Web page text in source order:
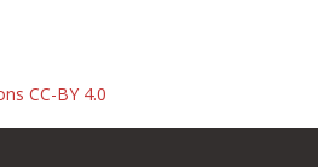
CC-BY 4.0